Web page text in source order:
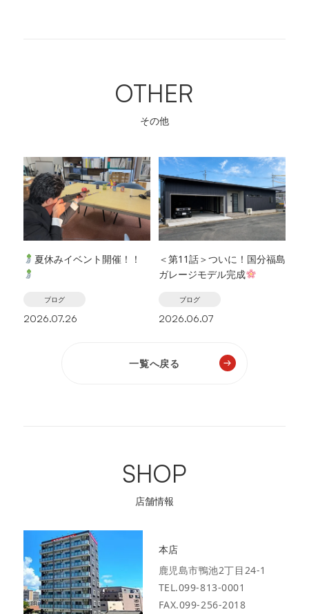
OTHER
その他
夏休みイベント開催！！
ブログ
2026.07.26
＜第11話＞ついに！国分福島
ガレージモデル完成
ブログ
2026.06.07
一覧へ戻る
SHOP
店舗情報
本店
鹿児島市鴨池2丁目24-1
TEL.099-813-0001
FAX.099-256-2018